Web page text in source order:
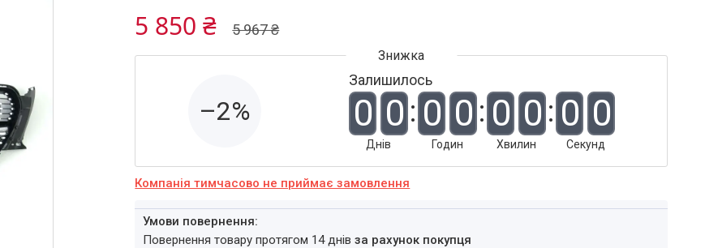
5 967 ₴
5 850 ₴
–2%
Залишилось
0 0
Днів
0 0
Годин
0 0
Хвилин
0 0
Секунд
Компанія тимчасово не приймає замовлення
повернення товару протягом 14 днівза рахунок покупця